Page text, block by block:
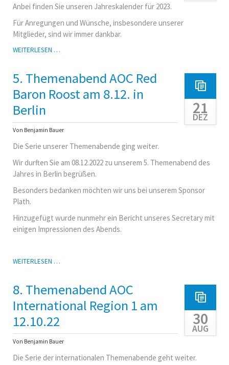
Anbei finden Sie unseren Jahreskalender für 2023.
Für Anregungen und Wünsche, insbesondere unserer
Mitglieder, sind wir immer dankbar.
WEITERLESEN …JAHRESKALENDER
AOC
RED
BARON
5. Themenabend AOC Red
Baron Roost am 8.12. in
Berlin
21
DEZ
Von Benjamin Bauer
Die Serie unserer Themenabende ging weiter.
Wir durften Sie am 08.12.2022 zu unserem 5. Themenabend des
Jahres in Berlin begrüßen.
Besonders bedanken möchten wir uns bei unserem Sponsor
Plath.
Hinzugefügt wurde nunmehr ein Bericht unseres Secretary mit
einigen Impressionen des Abends.
WEITERLESEN …5.
RED
BARON
ROOST
IN
8. Themenabend AOC
International Region 1 am
12.10.22
30
AUG
Von Benjamin Bauer
Die Serie der internationalen Themenabende geht weiter.